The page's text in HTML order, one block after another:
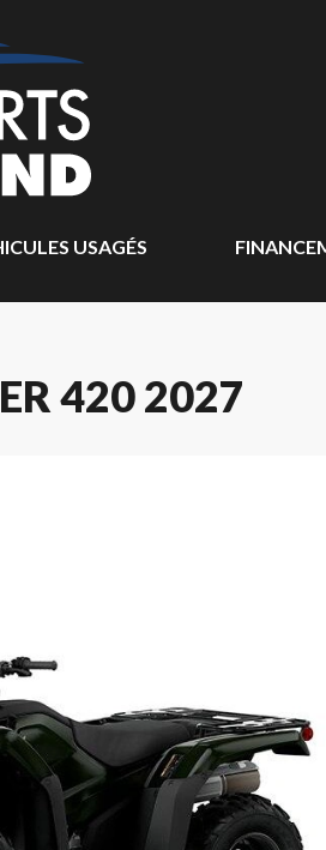
USAGÉS
420 2027